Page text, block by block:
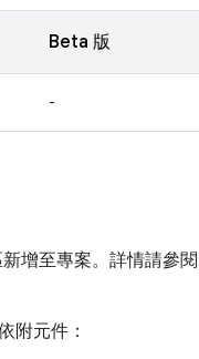
Beta 版
-
增至專案。詳情請參閱
附元件：